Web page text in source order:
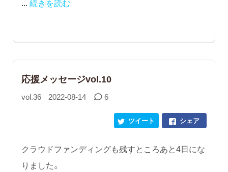
応援メッセージvol.10
vol.36 2022-08-14 6
シェア
ツイート
クラウドファンディングも残すところあと4日にな
りました。